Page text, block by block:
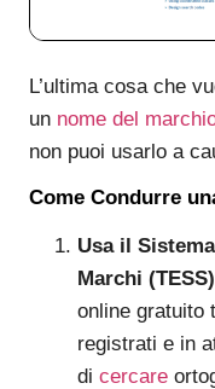
L’ultima cosa che
un nome del
non puoi usarlo a
Come Condurre
Usa il
Marchi
online gratuito
registrati e in
di cercare